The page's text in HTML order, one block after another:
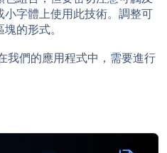
字體上使用此技術。調整可
的形式。
我們的應用程式中，需要進行